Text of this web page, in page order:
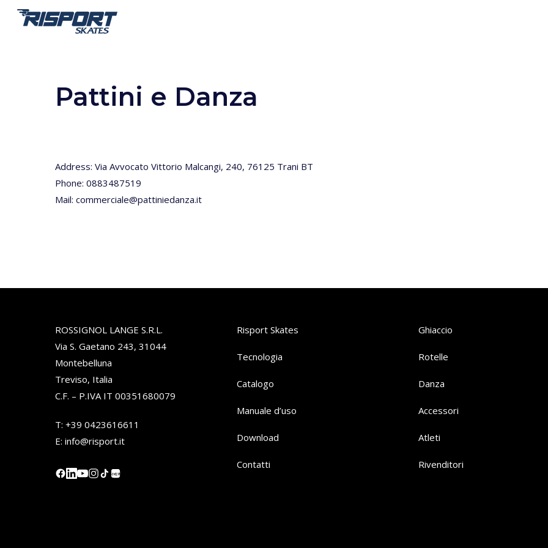
Pattini e Danza
Address: Via Avvocato Vittorio Malcangi, 240, 76125 Trani BT
Phone: 0883487519
Mail: commerciale@pattiniedanza.it
ROSSIGNOL LANGE S.R.L.
Via S. Gaetano 243, 31044
Montebelluna
Treviso, Italia
C.F. – P.IVA IT 00351680079
T: +39 0423616611
E: info@risport.it
小红书
Risport Skates
Tecnologia
Catalogo
Manuale d’uso
Download
Contatti
Ghiaccio
Rotelle
Danza
Accessori
Atleti
Rivenditori